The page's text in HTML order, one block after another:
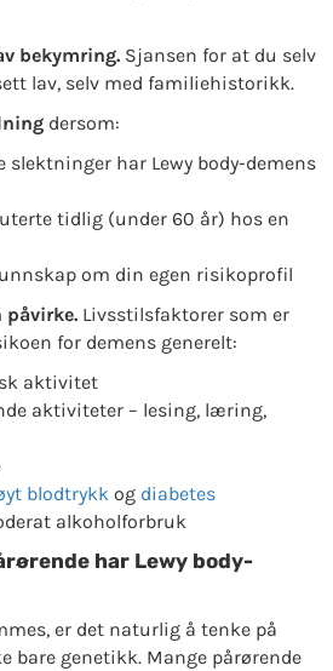
bekymring.Sjansen for at du selv
lav, selv med familiehistorikk.
dersom:
slektninger har Lewy body-demens
tidlig (under 60 år) hos en
om din egen risikoprofil
påvirke.Livsstilsfaktorer som er
for demens generelt:
aktivitet
aktiviteter – lesing, læring,
blodtrykk og diabetes
alkoholforbruk
har Lewy body-
er det naturlig å tenke på
bare genetikk. Mange pårørende